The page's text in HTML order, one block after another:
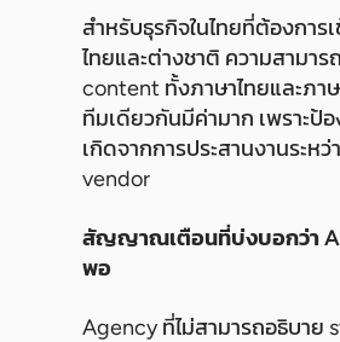
สำหรับธุรกิจในไทยที่ต้องการ
ไทยและต่างชาติ ความสามาร
content ทั้งภาษาไทยและภา
ทีมเดียวกันมีค่ามาก เพราะ
เกิดจากการประสานงานระหว่
vendor
สัญญาณเตือนที่บ่งบอกว่า
พอ
Agency ที่ไม่สามารถอธิบาย